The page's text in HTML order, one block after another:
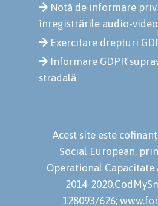
Notă de informare
înregistrările audio-video
Exercitare drepturi
Informare GDPR
stradală
Acest site este
Social European,
Operational
2014-
128093/626;